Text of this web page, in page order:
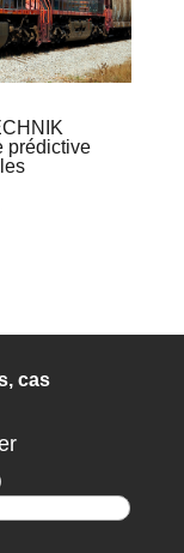
prédictive
cas